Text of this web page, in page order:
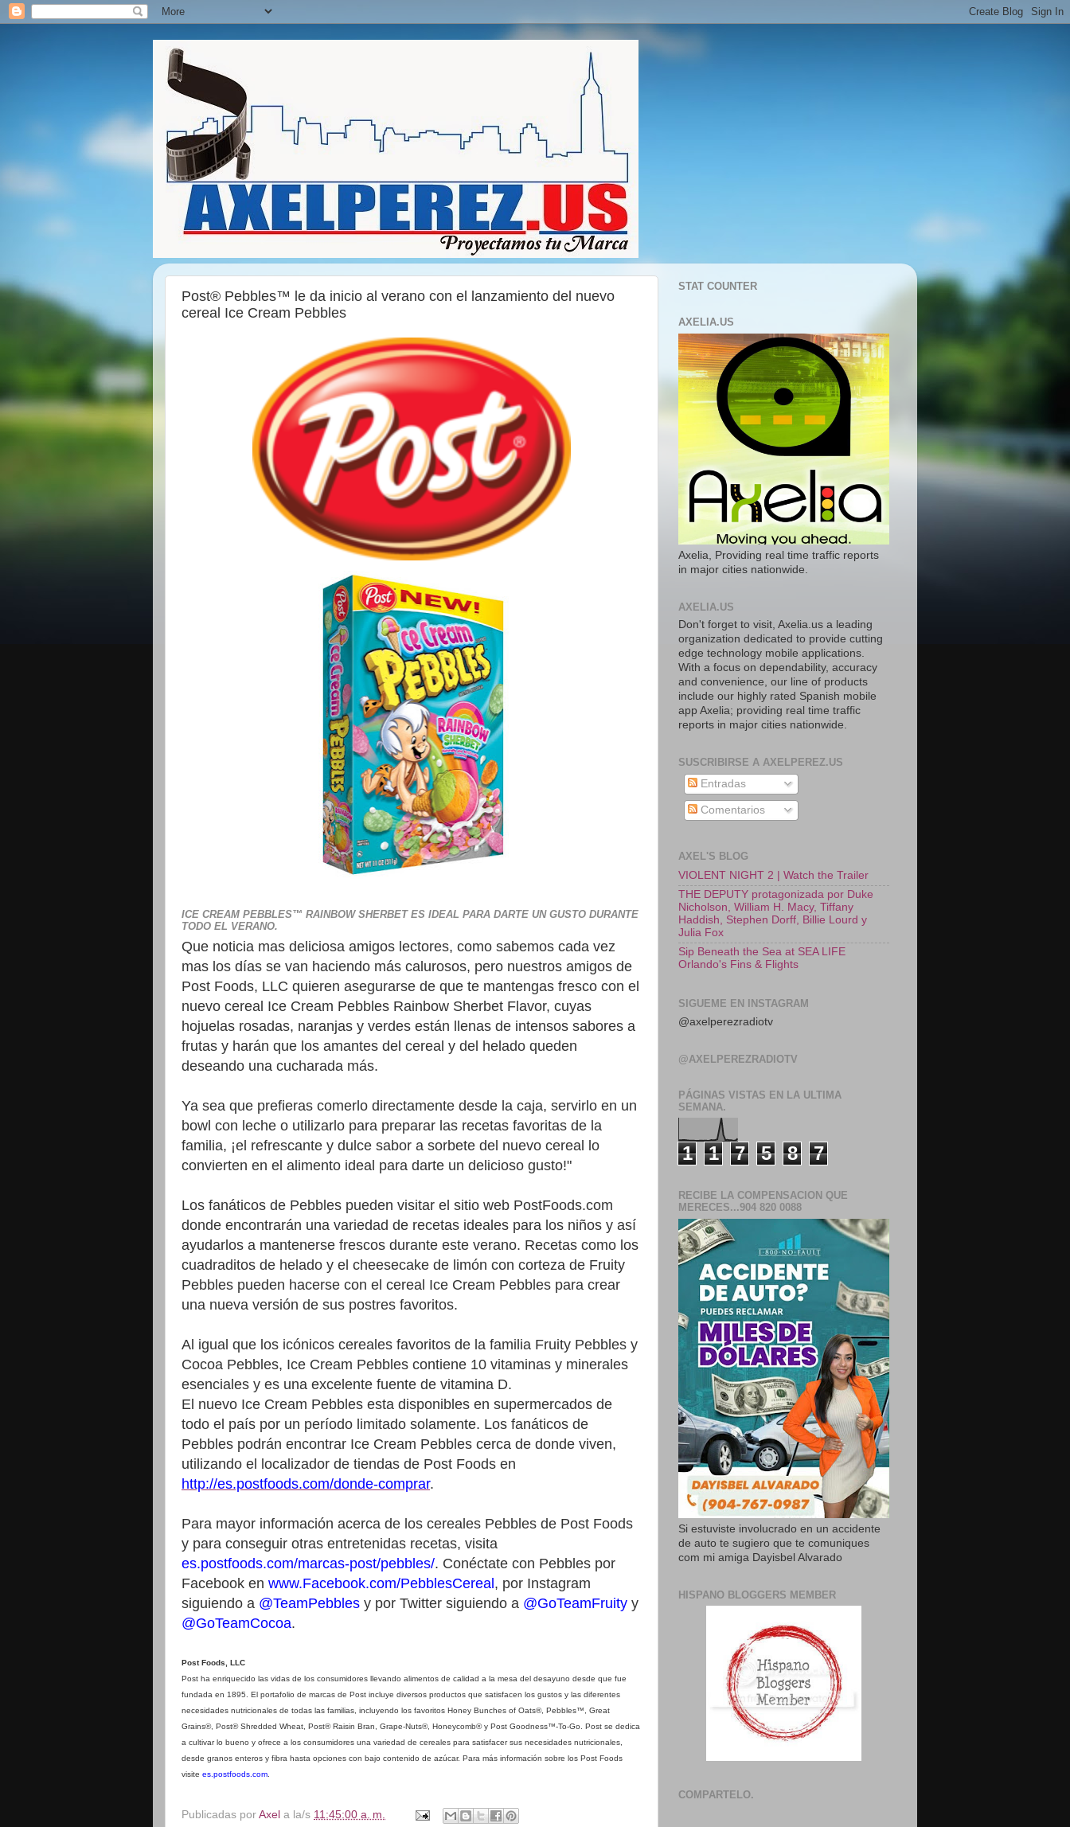
Post® Pebbles™ le da inicio al verano con el lanzamiento del nuevo
ICE CREAM PEBBLES™ RAINBOW SHERBET ES IDEAL PARA DARTE UN GUSTO DURANTE
TODO EL VERANO.
Que noticia mas deliciosa amigos lectores, como sabemos cada vez
mas los días se van haciendo más calurosos, pero nuestros amigos de
Post Foods, LLC quieren asegurarse de que te mantengas fresco con el
nuevo cereal Ice Cream Pebbles Rainbow Sherbet Flavor, cuyas
hojuelas rosadas, naranjas y verdes están llenas de intensos sabores a
frutas y harán que los amantes del cereal y del helado queden
deseando una cucharada más.
Ya sea que prefieras comerlo directamente desde la caja, servirlo en un
bowl con leche o utilizarlo para preparar las recetas favoritas de la
familia, ¡el refrescante y dulce sabor a sorbete del nuevo cereal lo
convierten en el alimento ideal para darte un delicioso gusto!"
Los fanáticos de Pebbles pueden visitar el sitio web PostFoods.com
donde encontrarán una variedad de recetas ideales para los niños y así
ayudarlos a mantenerse frescos durante este verano. Recetas como los
cuadraditos de helado y el cheesecake de limón con corteza de Fruity
Pebbles pueden hacerse con el cereal Ice Cream Pebbles para crear
una nueva versión de sus postres favoritos.
Al igual que los icónicos cereales favoritos de la familia Fruity Pebbles y
Cocoa Pebbles, Ice Cream Pebbles contiene 10 vitaminas y minerales
esenciales y es una excelente fuente de vitamina D.
El nuevo Ice Cream Pebbles esta disponibles en supermercados de
todo el país por un período limitado solamente. Los fanáticos de
Pebbles podrán encontrar Ice Cream Pebbles cerca de donde viven,
utilizando el localizador de tiendas de Post Foods en
http://es.postfoods.com/donde-comprar.
Para mayor información acerca de los cereales Pebbles de Post Foods
y para conseguir otras entretenidas recetas, visita
es.postfoods.com/marcas-post/pebbles/. Conéctate con Pebbles por
Facebook en www.Facebook.com/PebblesCereal , por Instagram
siguiendo a @TeamPebbles y por Twitter siguiendo a @GoTeamFruity y
@GoTeamCocoa.
Post Foods, LLC
Post ha enriquecido las vidas de los consumidores llevando alimentos de calidad a la mesa del desayuno desde que fue
fundada en 1895. El portafolio de marcas de Post incluye diversos productos que satisfacen los gustos y las diferentes
necesidades nutricionales de todas las familias, incluyendo los favoritos Honey Bunches of Oats®, Pebbles™, Great
Grains®, Post® Shredded Wheat, Post® Raisin Bran, Grape-Nuts®, Honeycomb® y Post Goodness™-To-Go. Post se dedica
a cultivar lo bueno y ofrece a los consumidores una variedad de cereales para satisfacer sus necesidades nutricionales,
desde granos enteros y fibra hasta opciones con bajo contenido de azúcar. Para más información sobre los Post Foods
visite es.postfoods.com
Publicadas por Axel a la/s 11:45:00 a. m.
STAT COUNTER
AXELIA.US
Axelia, Providing real time traffic reports
in major cities nationwide.
AXELIA.US
Don't forget to visit, Axelia.us a leading
organization dedicated to provide cutting
edge technology mobile applications.
With a focus on dependability, accuracy
and convenience, our line of products
include our highly rated Spanish mobile
app Axelia; providing real time traffic
reports in major cities nationwide.
SUSCRIBIRSE A AXELPEREZ.US
Entradas
Comentarios
AXEL'S BLOG
VIOLENT NIGHT 2 | Watch the Trailer
THE DEPUTY protagonizada por Duke
Nicholson, William H. Macy, Tiffany
Haddish, Stephen Dorff, Billie Lourd y
Julia Fox
Sip Beneath the Sea at SEA LIFE
Orlando's Fins & Flights
SIGUEME EN INSTAGRAM
@axelperezradiotv
@AXELPEREZRADIOTV
PÁGINAS VISTAS EN LA ULTIMA
SEMANA.
1 1 7 5 8 7
RECIBE LA COMPENSACION QUE
MERECES...904 820 0088
Si estuviste involucrado en un accidente
de auto te sugiero que te comuniques
com mi amiga Dayisbel Alvarado
HISPANO BLOGGERS MEMBER
COMPARTELO.